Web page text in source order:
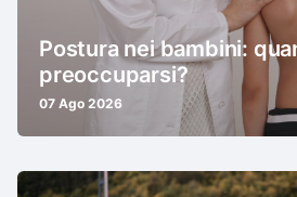
Postura nei bambini:
preoccuparsi?
07 Ago 2026